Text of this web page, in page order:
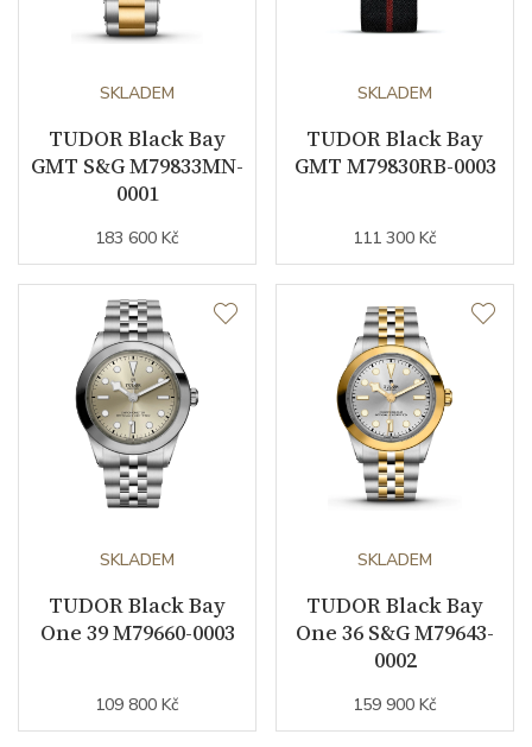
Chronograf
Barva číselníku
Indexy číselníku tečky/body
Řemínek / Spona
Materiál řemínku nerezová ocel
Barva řemínku ocelový tah
Materiál spony nerezová ocel
tachymetrická stupnice
Doplňující údaje
SKLADEM
TUDOR Black Bay
GMT S&G M79833MN-
0001
183 600 Kč
SKLADEM
TUDOR Black Bay
GMT M79830RB-0003
111 300 Kč
SKLADEM
TUDOR Black Bay
One 39 M79660-0003
109 800 Kč
SKLADEM
TUDOR Black Bay
One 36 S&G M79643-
0002
159 900 Kč